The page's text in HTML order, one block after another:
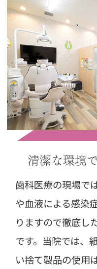
清潔な環境
歯科医療の現場で
や血液による感染
りますので徹底し
です。当院では、
い捨て製品の使用